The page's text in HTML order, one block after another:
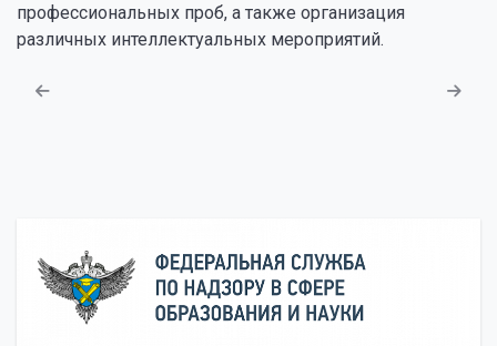
профессиональных проб, а также организация
различных интеллектуальных мероприятий.